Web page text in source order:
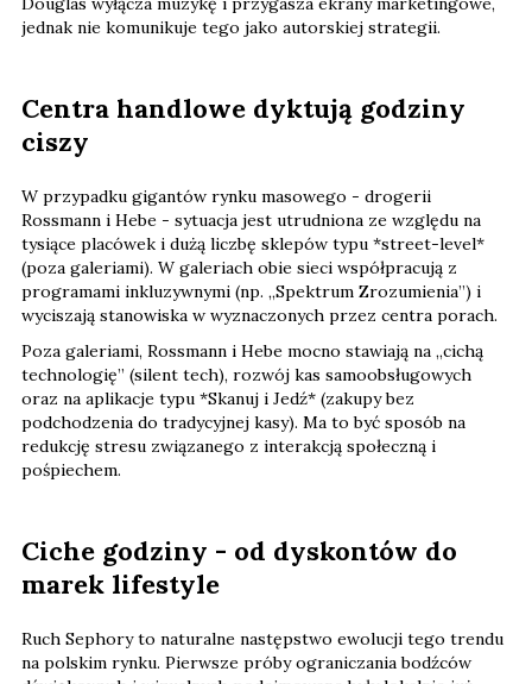
jednak nie komunikuje tego jako autorskiej strategii.
Centra handlowe dyktują godziny
ciszy
W przypadku gigantów rynku masowego - drogerii
Rossmann i Hebe - sytuacja jest utrudniona ze względu na
tysiące placówek i dużą liczbę sklepów typu *street-level*
(poza galeriami). W galeriach obie sieci współpracują z
programami inkluzywnymi (np. „Spektrum Zrozumienia”) i
wyciszają stanowiska w wyznaczonych przez centra porach.
Poza galeriami, Rossmann i Hebe mocno stawiają na „cichą
technologię” (silent tech), rozwój kas samoobsługowych
oraz na aplikacje typu *Skanuj i Jedź* (zakupy bez
podchodzenia do tradycyjnej kasy). Ma to być sposób na
redukcję stresu związanego z interakcją społeczną i
pośpiechem.
Ciche godziny - od dyskontów do
marek lifestyle
Ruch Sephory to naturalne następstwo ewolucji tego trendu
na polskim rynku. Pierwsze próby ograniczania bodźców